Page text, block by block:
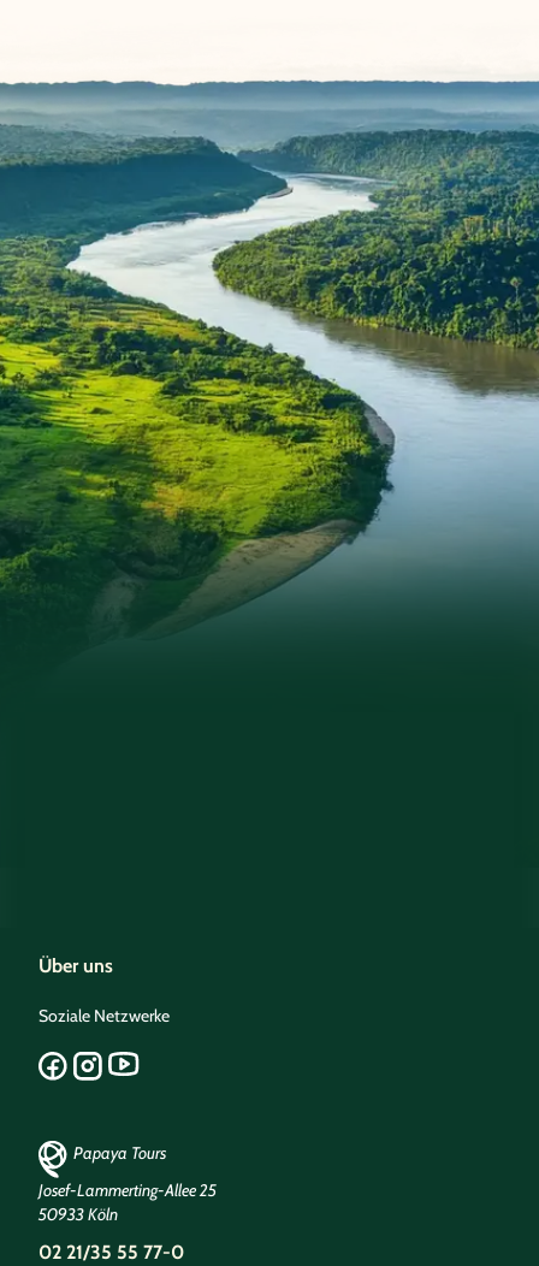
Über uns
Soziale Netzwerke
Papaya Tours
Josef-Lammerting-Allee 25
50933 Köln
02 21/35 55 77-0